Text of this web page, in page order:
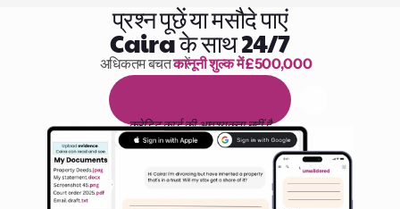
प्रश्न पूछें या मसौदे पाएं
Caira के साथ 24/7
पढ़ने के 1,000 घंटे
अधिकतम बचत करें कानूनी शुल्क में £500,000
िन यल
क्रेडिट कार्ड की आवश्यकता नहीं है